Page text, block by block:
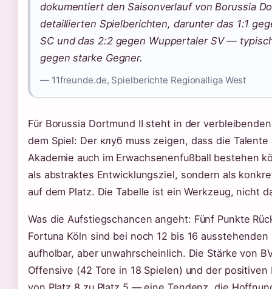
dokumentiert den Saisonverlauf von Borussia
detaillierten Spielberichten, darunter das 1:1
SC und das 2:2 gegen Wuppertaler SV —
gegen starke Gegner.
— 11freunde.de, Spielberichte Regionalliga West
Für Borussia Dortmund II steht in der
dem Spiel: Der клуб muss zeigen, dass die Talente
Akademie auch im Erwachsenenfußball bestehen
als abstraktes Entwicklungsziel, sondern als
auf dem Platz. Die Tabelle ist ein Werkzeug, nicht
Was die Aufstiegschancen angeht: Fünf Punkte
Fortuna Köln sind bei noch 12 bis 16 ausstehenden
aufholbar, aber unwahrscheinlich. Die Stärke von
Offensive (42 Tore in 18 Spielen) und der positiven